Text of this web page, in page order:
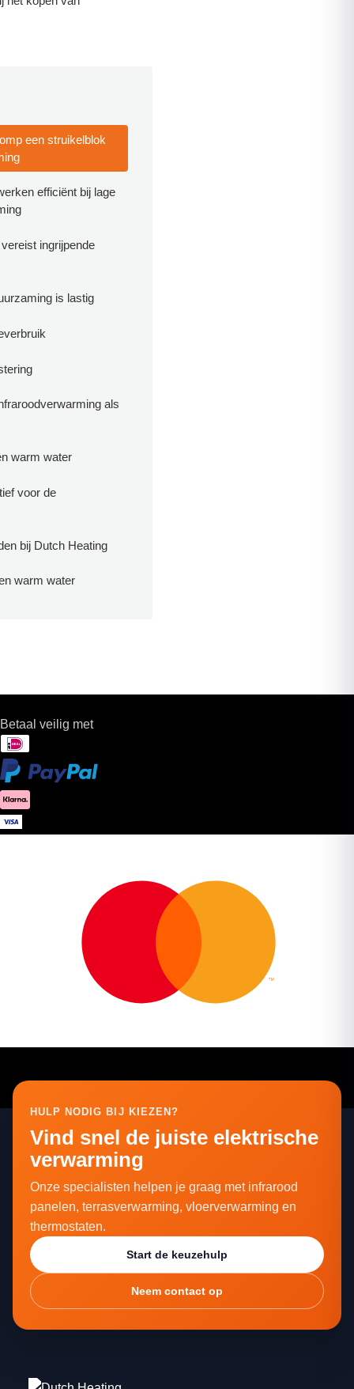
een struikelblok
efficiënt bij lage
ingrijpende
is lastig
als
warm water
voor de
bij Dutch Heating
warm water
Betaal veilig met
HULP NODIG BIJ KIEZEN?
Vind snel de juiste elektrische
verwarming
Onze specialisten helpen je graag met infrarood
panelen, terrasverwarming, vloerverwarming en
thermostaten.
Start de keuzehulp
Neem contact op